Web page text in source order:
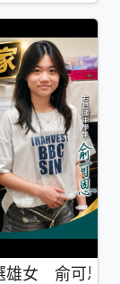
雄女 俞可恩